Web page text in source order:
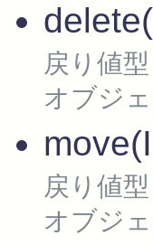
戻り値
オブジ
戻り値
オブジ